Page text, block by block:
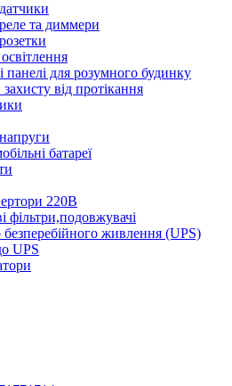
та диммери
панелі для розумного будинку
від протікання
батареї
220В
фільтри,подовжувачі
живлення (UPS)
UPS